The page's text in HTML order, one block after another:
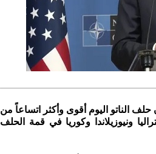
حلف الناتو اليوم أقوى وأكثر اتساعاً من
ونيوزيلاندا وكوريا في قمة الحلف